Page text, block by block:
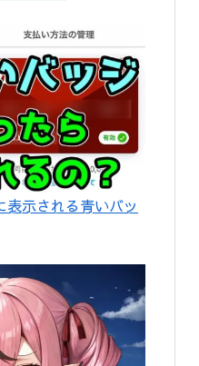
表示される青いバッ